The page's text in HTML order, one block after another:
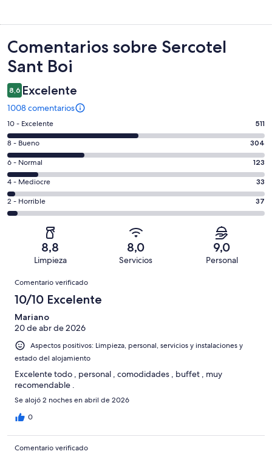
Comentarios
Comentarios sobre Sercotel
Sant Boi
8,6 Excelente
1008 comentarios
511
comentarios
de
un
total
de
1008
con
puntuación
10 - Excelente 511
304
comentarios
de
un
total
de
puntuación
8 - Bueno 304
123
comentarios
de
un
total
puntuación
Normal
6 - Normal 123
33
comentarios
de
una
puntuación
Mediocre
4 - Mediocre 33
37
comentarios
1008
una
puntuación
de
2 - Horrible 37
8,8
Limpieza
8,0
Servicios
9,0
Personal
Comentarios
Comentario verificado
10/10 Excelente
Mariano
20 de abr de 2026
Aspectos positivos: Limpieza, personal, servicios y instalaciones y
estado del alojamiento
Excelente todo , personal , comodidades , buffet , muy
recomendable .
Se alojó 2 noches en abril de 2026
0
Comentario verificado